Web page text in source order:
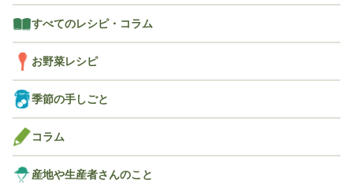
すべてのレシピ・コラム
お野菜レシピ
季節の手しごと
コラム
産地や生産者さんのこと